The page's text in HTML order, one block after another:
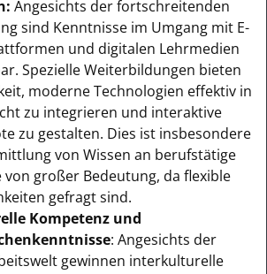
Angesichts der fortschreitenden
sind Kenntnisse im Umgang mit E-
und digitalen Lehrmedien
Spezielle Weiterbildungen bieten
moderne Technologien effektiv in
zu integrieren und interaktive
zu gestalten. Dies ist insbesondere
von Wissen an berufstätige
von großer Bedeutung, da flexible
gefragt sind.
Kompetenz und
: Angesichts der
gewinnen interkulturelle